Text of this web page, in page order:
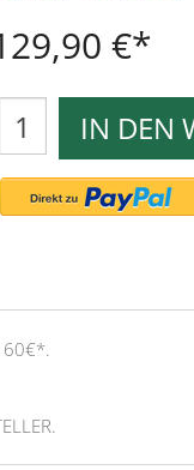
€
IN DEN
60€*.